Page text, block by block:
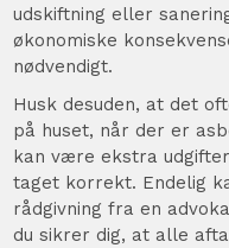
udskiftning eller
økonomiske
nødvendigt.
Husk desuden, at det
på huset, når der er
kan være ekstra
taget korrekt. Endelig
rådgivning fra en
du sikrer dig, at alle